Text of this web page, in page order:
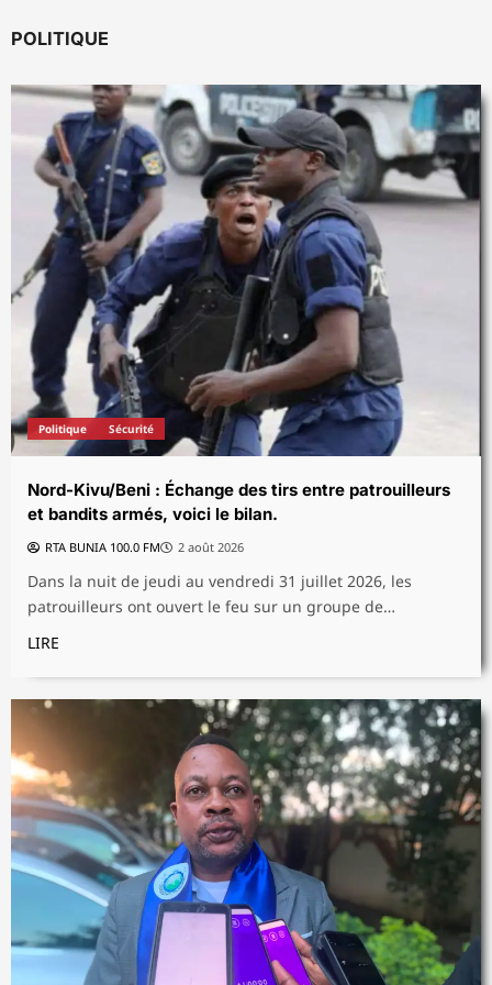
POLITIQUE
Politique Sécurité
Nord-Kivu/Beni : Échange des tirs entre patrouilleurs
et bandits armés, voici le bilan.
RTA BUNIA 100.0 FM 2 août 2026
Dans la nuit de jeudi au vendredi 31 juillet 2026, les
patrouilleurs ont ouvert le feu sur un groupe de…
LIRE